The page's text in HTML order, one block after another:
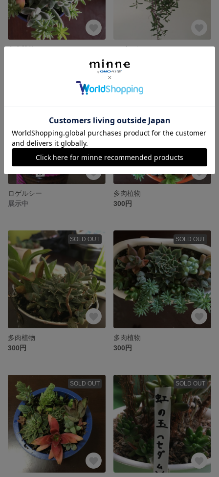
多肉植物
ルビーネックレス
ロゲルシー
展示中
多肉植物
300円
SOLD OUT
多肉植物
300円
SOLD OUT
多肉植物
300円
SOLD OUT SOLD OUT